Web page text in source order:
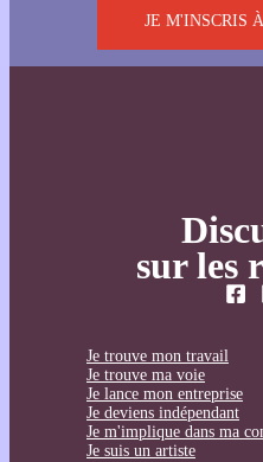
JE M'INSCRIS
sur les
Je trouve mon travail
Je trouve ma voie
Je lance mon entreprise
Je deviens indépendant
Je m'implique dans ma
Je suis un artiste